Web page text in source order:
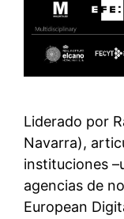
Liderado por
Navarra),
instituciones
agencias de
European